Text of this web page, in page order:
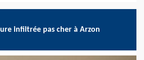
infiltrée pas cher à Arzon